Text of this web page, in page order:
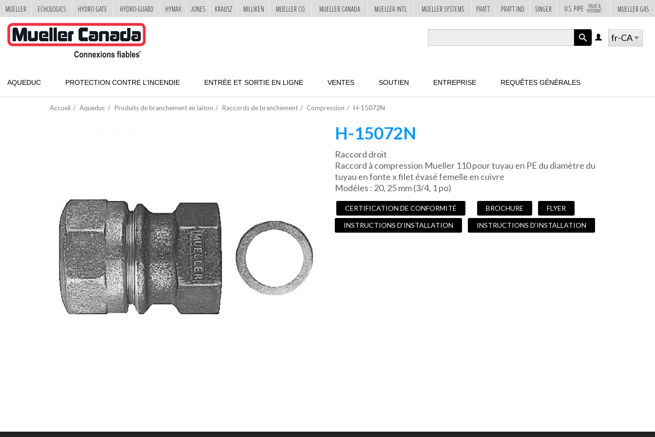
SKIP
TO
MAIN
fr-CA
LOG
AQUEDUC PROTECTION CONTRE L’INCENDIE ENTRÉE ET SORTIE EN LIGNE VENTES SOUTIEN ENTREPRISE REQUÊTES GÉNÉRALES
Accueil Aqueduc Produits de branchement en laiton Raccords de branchement Compression H-15072N
H-15072N
Raccord droit
Raccord à compression Mueller 110 pour tuyau en PE du diamètre du
tuyau en fonte x filet évasé femelle en cuivre
Modèles : 20, 25 mm (3/4, 1 po)
CERTIFICATION DE CONFORMITÉ BROCHURE FLYER
INSTRUCTIONS D’INSTALLATION INSTRUCTIONS D’INSTALLATION
MUELLER ECHOLOGICS HYDRO GATE HYDRO-GUARD HYMAX JONES KRAUSZ MILLIKEN MUELLER CO. MUELLER CANADA MUELLER INTL MUELLER SYSTEMS PRATT PRATT IND SINGER U.S. PIPE VALVE &
HYDRANT MUELLER GAS